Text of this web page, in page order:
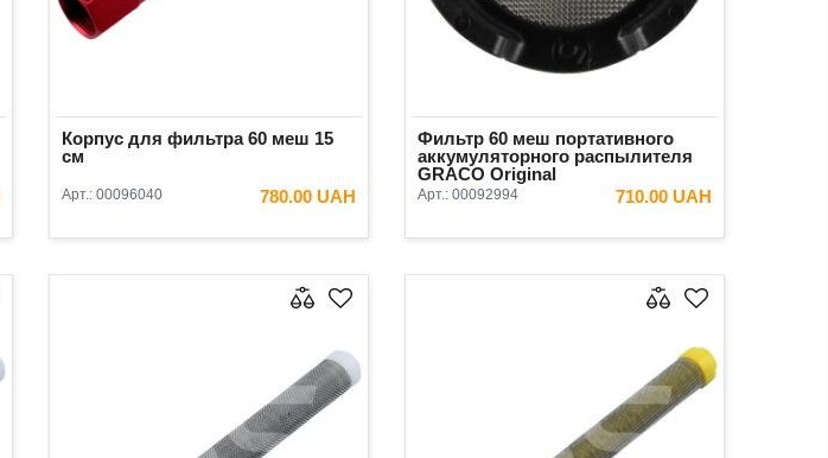
Корпус для фильтра 60 меш 15
см
Арт.: 00096040 780.00 UAH
В КОРЗИНУ
Фильтр 60 меш портативного
аккумуляторного распылителя
GRACO Original
Арт.: 00092994 710.00 UAH
В КОРЗИНУ